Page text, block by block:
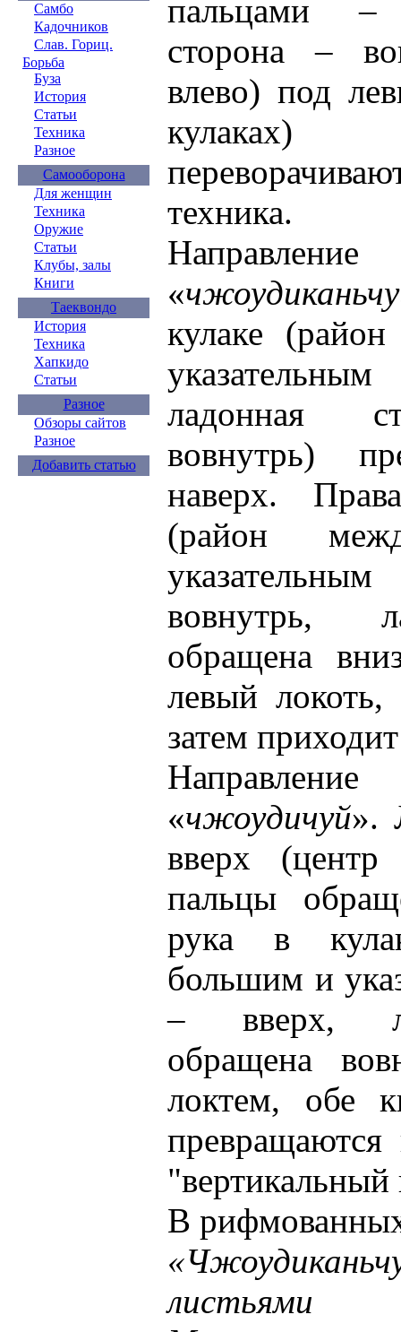
Самбо
Кадочников
Слав. Гориц.
Борьба
Буза
История
Статьи
Техника
Разное
Самооборона
Для женщин
Техника
Оружие
Статьи
Клубы, залы
Книги
Таеквондо
История
Техника
Хапкидо
Статьи
Разное
Обзоры сайтов
Разное
Добавить статью
пальцами –
сторона –
влево) под
кулаках)
техника.
«
кулаке
ладонная
вовнутрь)
наверх.
(район
вовнутрь,
обращена
левый локоть,
затем
«чжоудичуй».
вверх
пальцы
рука в
большим и
– вверх,
обращена
локтем, обе
"вертикальный
В рифмованных
листьями